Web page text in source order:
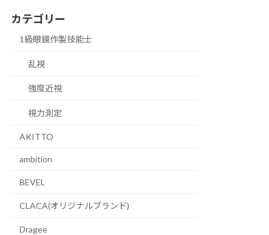
カテゴリー
1級眼鏡作製技能士
乱視
強度近視
視力測定
AKITTO
ambition
BEVEL
CLACA(オリジナルブランド)
Dragee